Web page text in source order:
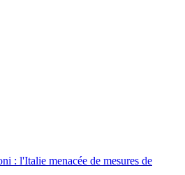
: l'Italie menacée de mesures de